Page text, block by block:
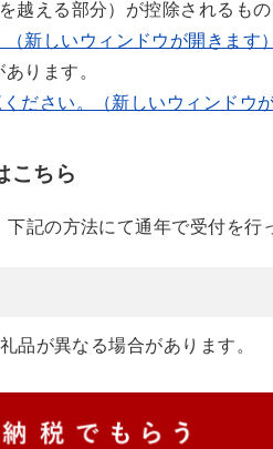
越える部分）が控除されるもの
新しいウィンドウが開きます）
ります。
ださい。（新しいウィンドウが
こちら
記の方法にて通年で受付を行
が異なる場合があります。